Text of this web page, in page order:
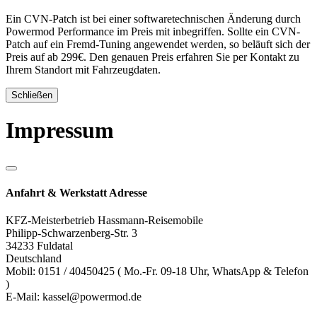
Ein CVN-Patch ist bei einer softwaretechnischen Änderung durch
Powermod Performance im Preis mit inbegriffen. Sollte ein CVN-
Patch auf ein Fremd-Tuning angewendet werden, so beläuft sich der
Preis auf ab 299€. Den genauen Preis erfahren Sie per Kontakt zu
Ihrem Standort mit Fahrzeugdaten.
Schließen
Impressum
Anfahrt & Werkstatt Adresse
KFZ-Meisterbetrieb Hassmann-Reisemobile
Philipp-Schwarzenberg-Str. 3
34233 Fuldatal
Deutschland
Mobil: 0151 / 40450425 ( Mo.-Fr. 09-18 Uhr, WhatsApp & Telefon
)
E-Mail: kassel@powermod.de